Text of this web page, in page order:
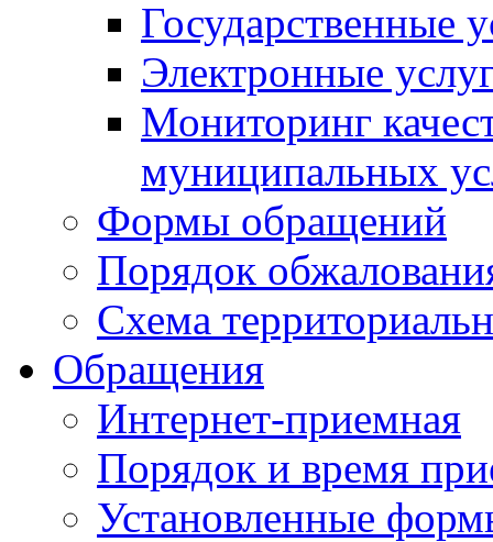
Государственные
Электронные
Мониторинг
муниципальных
Формы обращений
Порядок
Схема
Обращения
Интернет-приемная
Порядок и время
Установленные